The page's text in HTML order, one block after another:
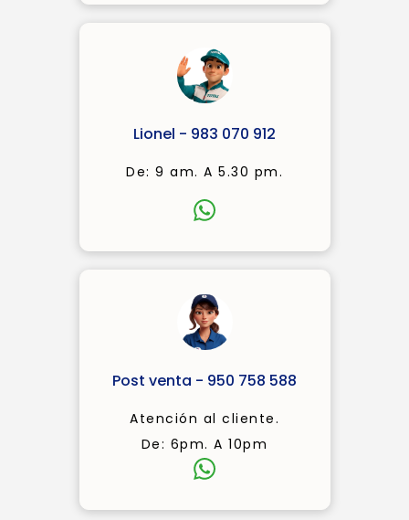
Lionel - 983 070 912
De: 9 am. A 5.30 pm.
Post venta - 950 758 588
Atención al cliente.
De: 6pm. A 10pm